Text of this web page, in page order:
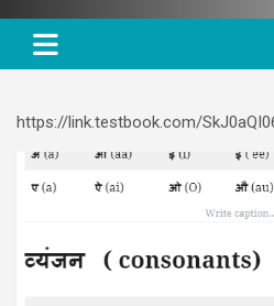
https://link.testbook.com/